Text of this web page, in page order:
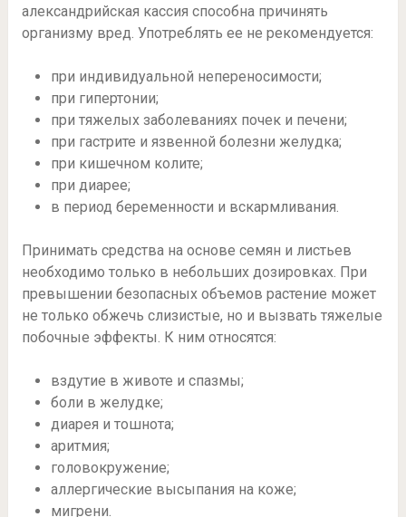
александрийская кассия способна причинять
организму вред. Употреблять ее не рекомендуется:
при индивидуальной непереносимости;
при гипертонии;
при тяжелых заболеваниях почек и печени;
при гастрите и язвенной болезни желудка;
при кишечном колите;
при диарее;
в период беременности и вскармливания.
Принимать средства на основе семян и листьев
необходимо только в небольших дозировках. При
превышении безопасных объемов растение может
не только обжечь слизистые, но и вызвать тяжелые
побочные эффекты. К ним относятся:
вздутие в животе и спазмы;
боли в желудке;
диарея и тошнота;
аритмия;
головокружение;
аллергические высыпания на коже;
мигрени.